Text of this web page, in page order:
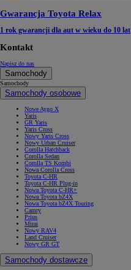
Gwarancja Toyota Relax
1 rok gwarancji dla aut w wieku do 10 lat
Kontakt
Napisz do nas
Samochody
Samochody
Samochody osobowe
Nowe Aygo X
Yaris
GR Yaris
Yaris Cross
Nowy Yaris Cross
Nowy Urban Cruiser
Corolla Hatchback
Corolla Sedan
Corolla TS Kombi
Nowa Corolla Cross
Toyota C-HR
Toyota C-HR Plug-in
Nowa Toyota C-HR+
Nowa Toyota bZ4X
Nowa Toyota bZ4X Touring
Camry
Prius
Mirai
Nowy RAV4
Land Cruiser
Nowy GR GT
Samochody dostawcze